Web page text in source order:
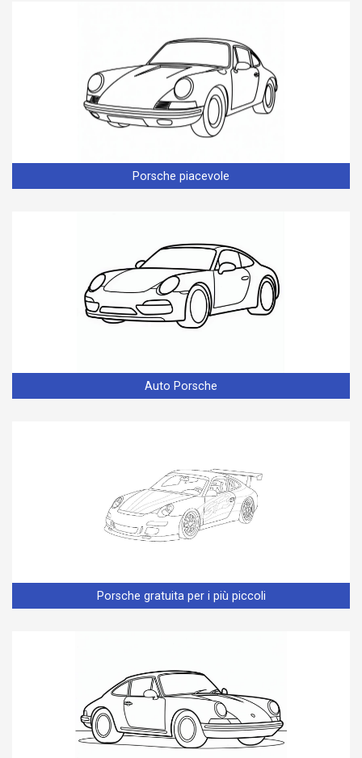
Porsche piacevole
Auto Porsche
Porsche gratuita per i più piccoli